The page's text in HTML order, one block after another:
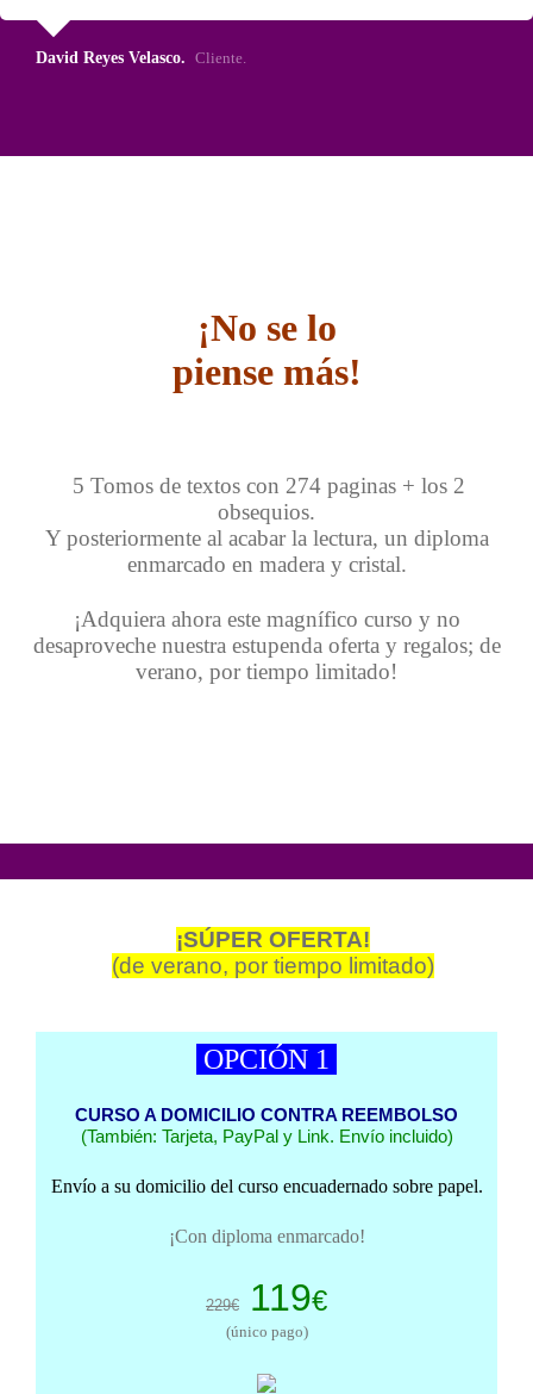
David Reyes Velasco. Cliente.
¡No se lo
piense más!
5 Tomos de textos con 274 paginas + los 2
obsequios.
Y posteriormente al acabar la lectura, un diploma
enmarcado en madera y cristal.
¡Adquiera ahora este magnífico curso y no
desaproveche nuestra estupenda oferta y regalos; de
verano, por tiempo limitado!
¡SÚPER OFERTA!
(de verano, por tiempo limitado)
OPCIÓN 1
CURSO A DOMICILIO CONTRA REEMBOLSO
(También: Tarjeta, PayPal y Link. Envío incluido)
Envío a su domicilio del curso encuadernado sobre papel.
¡Con diploma enmarcado!
229€ 119€
(único pago)